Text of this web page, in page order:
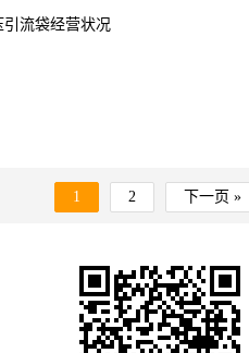
袋经营状况
1 2 下一页 »